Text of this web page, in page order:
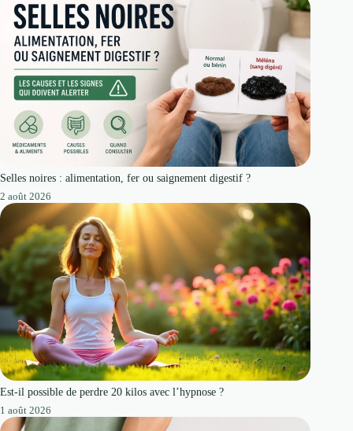
Selles noires : alimentation, fer ou saignement digestif ?
2 août 2026
Est-il possible de perdre 20 kilos avec l’hypnose ?
1 août 2026